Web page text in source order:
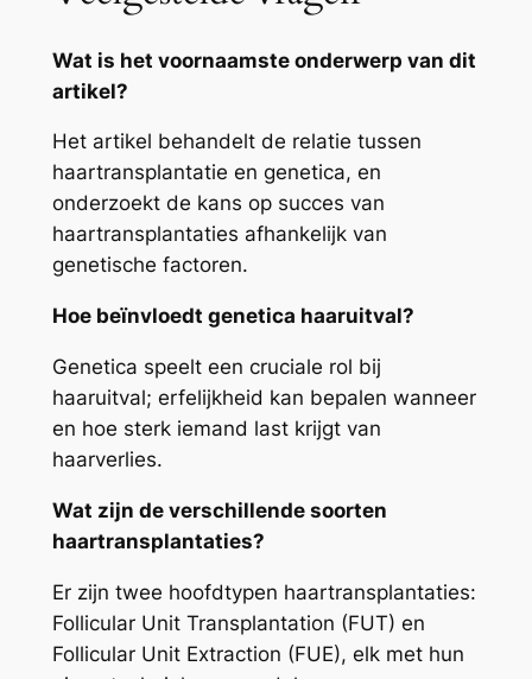
Wat is het voornaamste onderwerp van dit
artikel?
Het artikel behandelt de relatie tussen
haartransplantatie en genetica, en
onderzoekt de kans op succes van
haartransplantaties afhankelijk van
genetische factoren.
Hoe beïnvloedt genetica haaruitval?
Genetica speelt een cruciale rol bij
haaruitval; erfelijkheid kan bepalen wanneer
en hoe sterk iemand last krijgt van
haarverlies.
Wat zijn de verschillende soorten
haartransplantaties?
Er zijn twee hoofdtypen haartransplantaties:
Follicular Unit Transplantation (FUT) en
Follicular Unit Extraction (FUE), elk met hun